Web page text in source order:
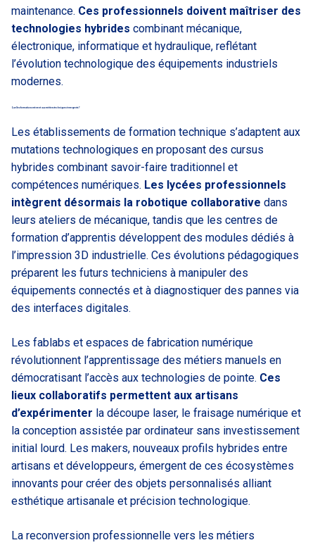
maintenance. Ces professionnels doivent maîtriser des
technologies hybrides combinant mécanique,
électronique, informatique et hydraulique, reflétant
l’évolution technologique des équipements industriels
modernes.
Quelles formations mènent aux métiers techniques émergents ?
Les établissements de formation technique s’adaptent aux
mutations technologiques en proposant des cursus
hybrides combinant savoir-faire traditionnel et
compétences numériques. Les lycées professionnels
intègrent désormais la robotique collaborative dans
leurs ateliers de mécanique, tandis que les centres de
formation d’apprentis développent des modules dédiés à
l’impression 3D industrielle. Ces évolutions pédagogiques
préparent les futurs techniciens à manipuler des
équipements connectés et à diagnostiquer des pannes via
des interfaces digitales.
Les fablabs et espaces de fabrication numérique
révolutionnent l’apprentissage des métiers manuels en
démocratisant l’accès aux technologies de pointe. Ces
lieux collaboratifs permettent aux artisans
d’expérimenter la découpe laser, le fraisage numérique et
la conception assistée par ordinateur sans investissement
initial lourd. Les makers, nouveaux profils hybrides entre
artisans et développeurs, émergent de ces écosystèmes
innovants pour créer des objets personnalisés alliant
esthétique artisanale et précision technologique.
La reconversion professionnelle vers les métiers